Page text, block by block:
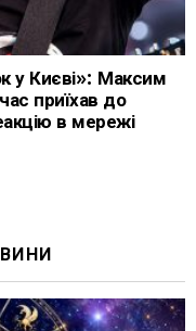
у Києві»: Максим
приїхав до
в мережі